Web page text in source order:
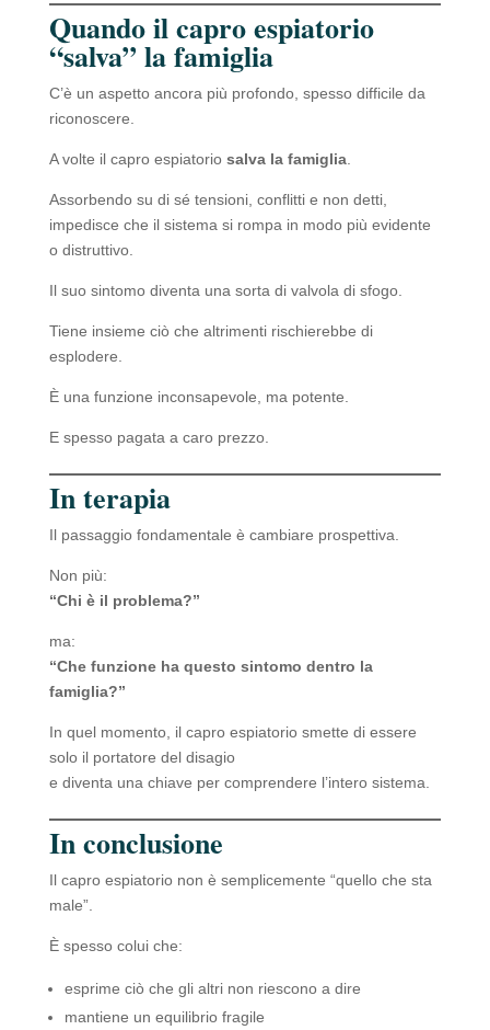
Quando il capro espiatorio
“salva” la famiglia
C’è un aspetto ancora più profondo, spesso difficile da
riconoscere.
A volte il capro espiatorio salva la famiglia.
Assorbendo su di sé tensioni, conflitti e non detti,
impedisce che il sistema si rompa in modo più evidente
o distruttivo.
Il suo sintomo diventa una sorta di valvola di sfogo.
Tiene insieme ciò che altrimenti rischierebbe di
esplodere.
È una funzione inconsapevole, ma potente.
E spesso pagata a caro prezzo.
In terapia
Il passaggio fondamentale è cambiare prospettiva.
Non più:
“Chi è il problema?”
ma:
“Che funzione ha questo sintomo dentro la
famiglia?”
In quel momento, il capro espiatorio smette di essere
solo il portatore del disagio
e diventa una chiave per comprendere l’intero sistema.
In conclusione
Il capro espiatorio non è semplicemente “quello che sta
male”.
È spesso colui che:
esprime ciò che gli altri non riescono a dire
mantiene un equilibrio fragile